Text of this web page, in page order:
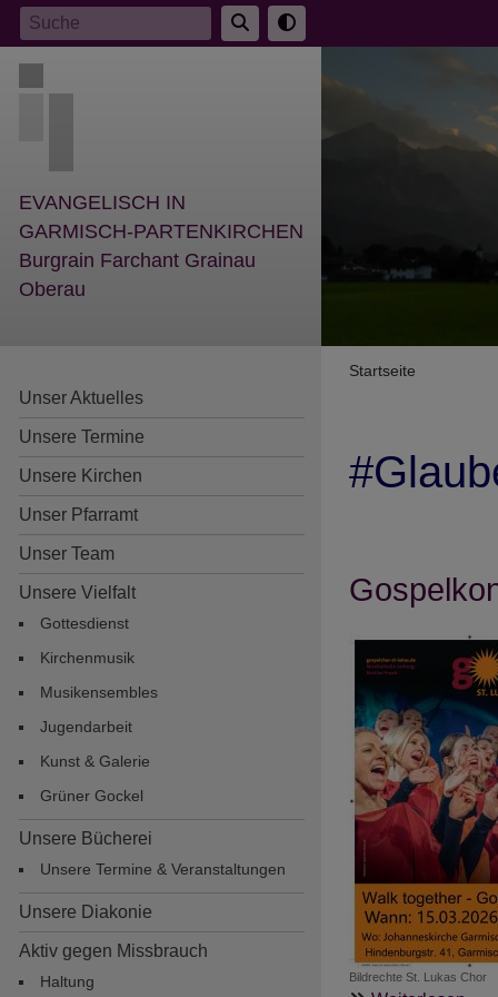
Direkt
zum
Inhalt
EVANGELISCH IN
GARMISCH-PARTENKIRCHEN
Burgrain Farchant Grainau
Oberau
Hauptnavigation
Unser Aktuelles
Unsere Termine
Unsere Kirchen
Unser Pfarramt
Unser Team
Unsere Vielfalt
Gottesdienst
Kirchenmusik
Musikensembles
Jugendarbeit
Kunst & Galerie
Grüner Gockel
Unsere Bücherei
Unsere Termine & Veranstaltungen
Unsere Diakonie
Aktiv gegen Missbrauch
Haltung
Startseite
Bildrechte St. Lukas Chor